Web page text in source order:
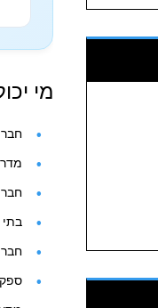
מי
בתי